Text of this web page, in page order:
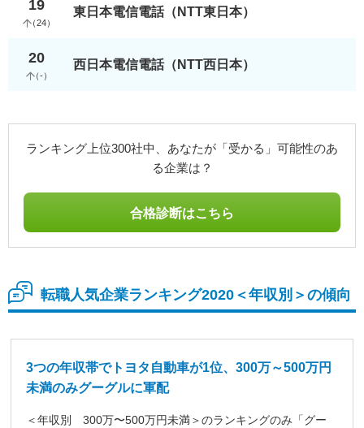
19
（24）
東日本電信電話（NTT東日本）
20
（-）
西日本電信電話（NTT西日本）
ランキング上位300社中、あなたが「受かる」可能性のあ
る企業は？
合格診断はこちら
転職⼈気企業ランキング2020＜年収別＞の傾向
3つの年収帯でトヨタ自動車が1位、300万～500万円
未満のみグーグルに軍配
＜年収別 300万〜500万円未満＞のランキングのみ「グー